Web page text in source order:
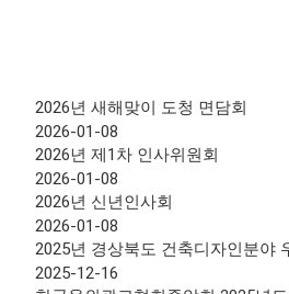
2026년 새해맞이 도청 면담회
2026-01-08
2026년 제1차 인사위원회
2026-01-08
2026년 신년인사회
2026-01-08
2025년 경상북도 건축디자인분야
2025-12-16